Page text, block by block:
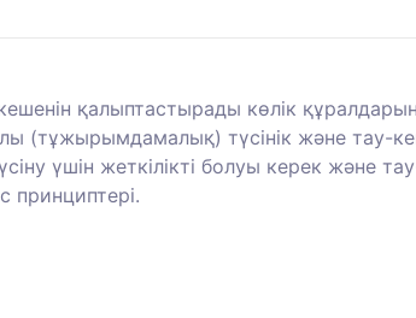
қалыптастырады көлік
(тұжырымдамалық) түсінік және тау-
үшін жеткілікті болуы керек
принциптері.